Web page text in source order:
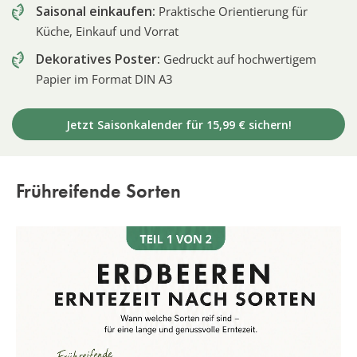
Saisonal einkaufen: Praktische Orientierung für
Küche, Einkauf und Vorrat
Dekoratives Poster: Gedruckt auf hochwertigem
Papier im Format DIN A3
Jetzt Saisonkalender für 15,99 € sichern!
Frühreifende Sorten